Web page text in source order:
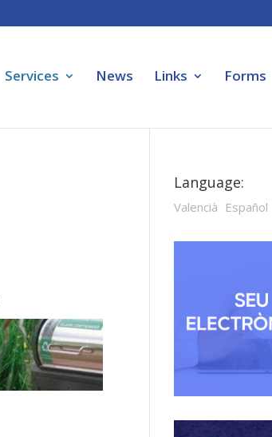
Services News Links Forms
Language:
Valencià Español